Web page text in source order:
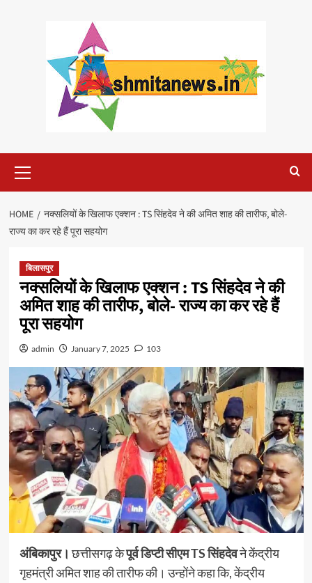
Menu
HOME
नक्सलियों के खिलाफ एक्शन : TS सिंहदेव ने की अमित शाह की तारीफ, बोले-
राज्य का कर रहे हैं पूरा सहयोग
बिलासपुर
नक्सलियों के खिलाफ एक्शन : TS सिंहदेव ने की
अमित शाह की तारीफ, बोले- राज्य का कर रहे हैं
पूरा सहयोग
admin January 7, 2025 103
अंबिकापुर। छत्तीसगढ़ केपूर्व डिप्टी सीएम TS सिंहदेवने केंद्रीय
गृहमंत्री अमित शाह की तारीफ की। उन्होंने कहा कि, केंद्रीय